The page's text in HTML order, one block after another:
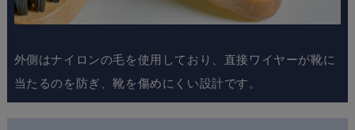
外側はナイロンの毛を使用しており、直接ワイヤーが靴に
当たるのを防ぎ、靴を傷めにくい設計です。